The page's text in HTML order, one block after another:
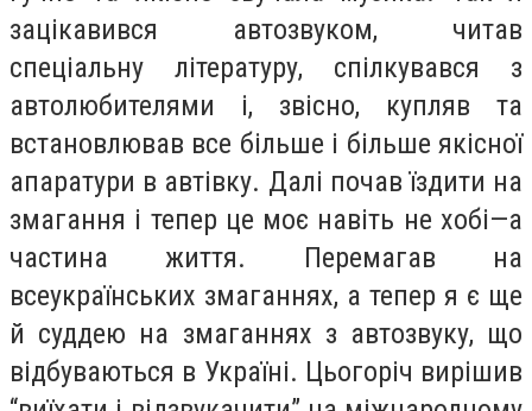
зацікавився автозвуком, читав
спеціальну літературу, спілкувався з
автолюбителями і, звісно, купляв та
встановлював все більше і більше якісної
апаратури в автівку. Далі почав їздити на
змагання і тепер це моє навіть не хобі—а
частина життя. Перемагав на
всеукраїнських змаганнях, а тепер я є ще
й суддею на змаганнях з автозвуку, що
відбуваються в Україні. Цьогоріч вирішив